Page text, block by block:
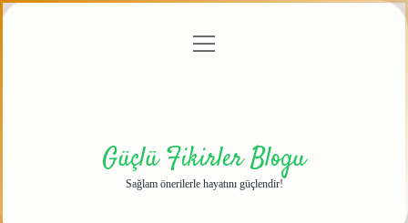
menüyü
Güçlü Fikirler Blogu
Sağlam önerilerle hayatını güçlendir!